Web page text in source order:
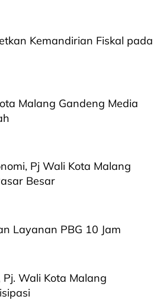
Kemandirian Fiskal pada
Malang Gandeng Media
Pj Wali Kota Malang
Besar
Layanan PBG 10 Jam
Wali Kota Malang